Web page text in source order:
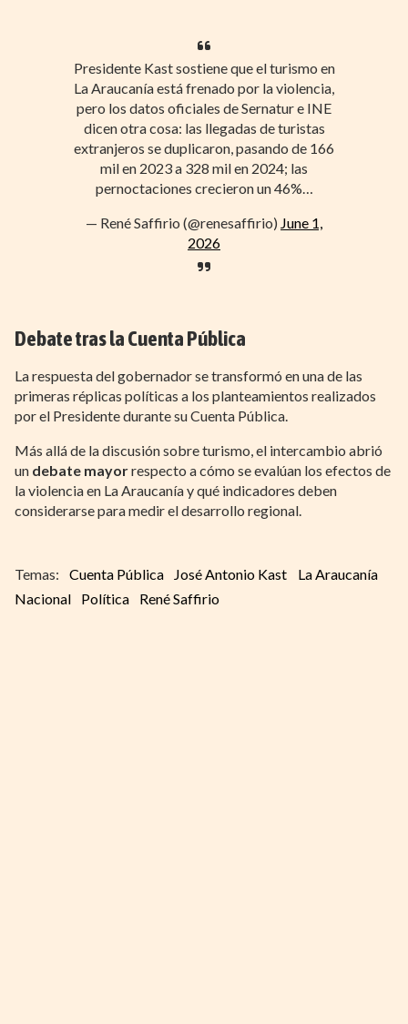
Presidente Kast sostiene que el turismo en
La Araucanía está frenado por la violencia,
pero los datos oficiales de Sernatur e INE
dicen otra cosa: las llegadas de turistas
extranjeros se duplicaron, pasando de 166
mil en 2023 a 328 mil en 2024; las
pernoctaciones crecieron un 46%…
— René Saffirio (@renesaffirio) June 1,
2026
Debate tras la Cuenta Pública
La respuesta del gobernador se transformó en una de las
primeras réplicas políticas a los planteamientos realizados
por el Presidente durante su Cuenta Pública.
Más allá de la discusión sobre turismo, el intercambio abrió
un debate mayorrespecto a cómo se evalúan los efectos de
la violencia en La Araucanía y qué indicadores deben
considerarse para medir el desarrollo regional.
Cuenta Pública José Antonio Kast
La Araucanía
Nacional
Política René Saffirio